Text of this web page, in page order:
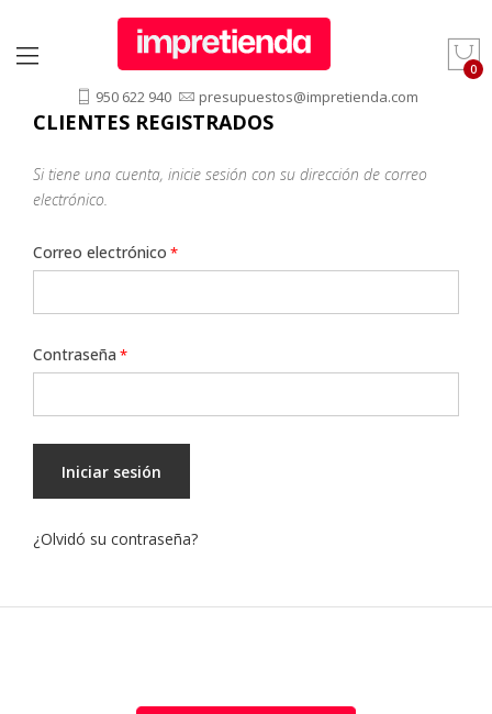
950 622 940 presupuestos@impretienda.com
CLIENTES REGISTRADOS
Si tiene una cuenta, inicie sesión con su dirección de correo
electrónico.
Correo electrónico
Contraseña
Iniciar sesión
¿Olvidó su contraseña?